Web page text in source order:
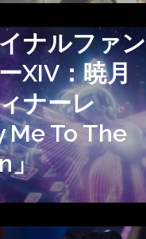
ナルファン
XIV：暁月
ナーレ
Me To The
」